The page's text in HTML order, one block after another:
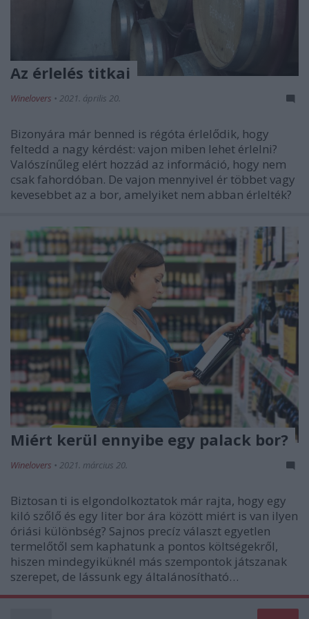
Az érlelés titkai
Winelovers • 2021. április 20.
Bizonyára már benned is régóta érlelődik, hogy
feltedd a nagy kérdést: vajon miben lehet érlelni?
Valószínűleg elért hozzád az információ, hogy nem
csak fahordóban. De vajon mennyivel ér többet vagy
kevesebbet az a bor, amelyiket nem abban érlelték?
Miért kerül ennyibe egy palack bor?
Winelovers • 2021. március 20.
Biztosan ti is elgondolkoztatok már rajta, hogy egy
kiló szőlő és egy liter bor ára között miért is van ilyen
óriási különbség? Sajnos precíz választ egyetlen
termelőtől sem kaphatunk a pontos költségekről,
hiszen mindegyiküknél más szempontok játszanak
szerepet, de lássunk egy általánosítható…